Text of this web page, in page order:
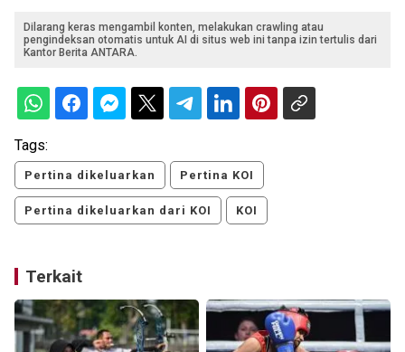
Dilarang keras mengambil konten, melakukan crawling atau
pengindeksan otomatis untuk AI di situs web ini tanpa izin tertulis dari
Kantor Berita ANTARA.
Tags:
Pertina dikeluarkan Pertina KOI
Pertina dikeluarkan dari KOI KOI
Terkait